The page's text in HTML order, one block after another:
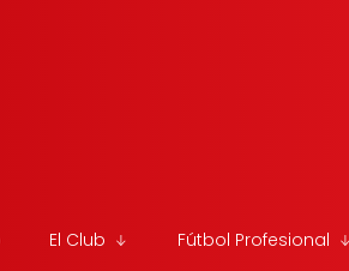
El Club Fútbol Profesional